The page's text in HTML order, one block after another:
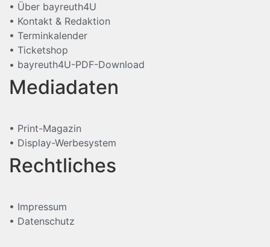
• Über bayreuth4U
• Kontakt & Redaktion
• Terminkalender
• Ticketshop
• bayreuth4U-PDF-Download
Mediadaten
• Print-Magazin
• Display-Werbesystem
Rechtliches
• Impressum
• Datenschutz